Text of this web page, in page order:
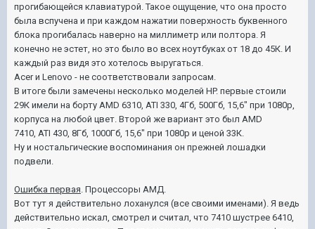
прогибающейся клавиатурой. Такое ощущение, что она просто
была вспучена и при каждом нажатии поверхность буквенного
блока прогибалась наверно на миллиметр или полтора. Я
конечно не эстет, но это было во всех ноутбуках от 18 до 45К. И
каждый раз видя это хотелось выругаться.
Acer и Lenovo - не соответствовали запросам.
В итоге были замечены несколько моделей HP. первые стоили
29К имели на борту AMD 6310, ATI 330, 4Гб, 500Гб, 15,6" при 1080р,
корпуса на любой цвет. Второй же вариант это был AMD
7410, ATI 430, 8Гб, 1000Гб, 15,6" при 1080р и ценой 33К.
Ну и ностальгические воспоминания он прежней лошадки
подвели.
Ошибка первая . Процессоры АМД.
Вот тут я действительно лoханулся (все своими именами). Я ведь
действительно искал, смотрел и считал, что 7410 шустрее 6410,